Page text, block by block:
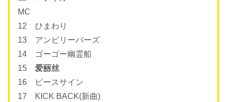
MC
12 ひまわり
13 アンビリーバーズ
14 ゴーゴー幽霊船
15 爱丽丝
16 ピースサイン
17 KICK BACK(新曲)